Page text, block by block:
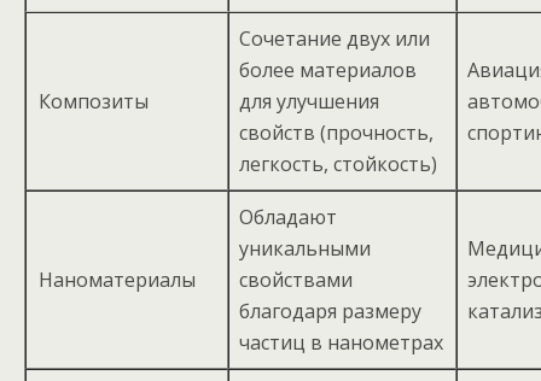
Композиты
Сочетание двух или
более материалов
для улучшения
свойств (прочность,
легкость, стойкость)
Наноматериалы
Обладают
уникальными
свойствами
благодаря размеру
частиц в нанометрах